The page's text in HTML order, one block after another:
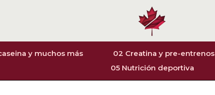
y muchos más 02 Creatina y pre-entrenos
05 Nutrición deportiva